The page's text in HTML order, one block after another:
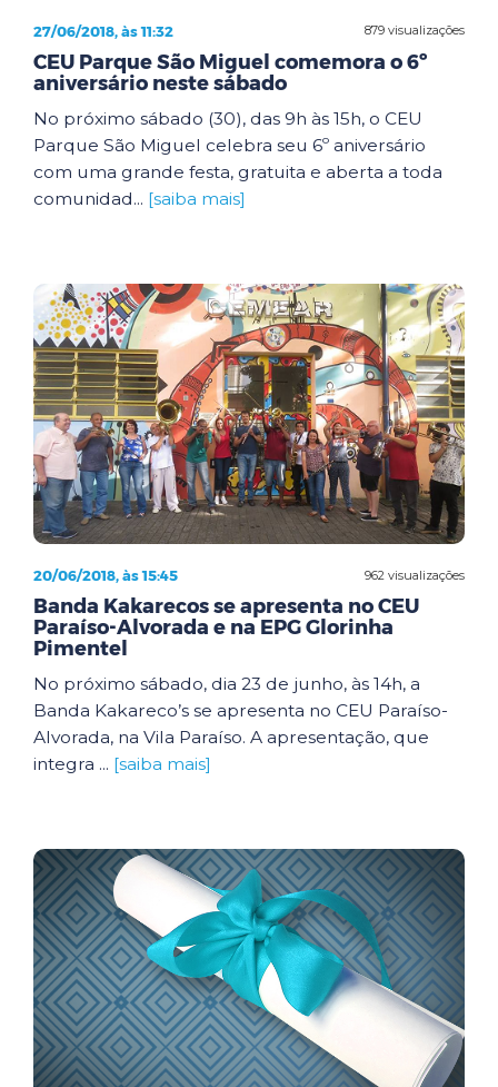
879 visualizações
27/06/2018, às 11:32
CEU Parque São Miguel comemora o 6º
aniversário neste sábado
No próximo sábado (30), das 9h às 15h, o CEU
Parque São Miguel celebra seu 6º aniversário
com uma grande festa, gratuita e aberta a toda
comunidad... [saiba mais]
962 visualizações
20/06/2018, às 15:45
Banda Kakarecos se apresenta no CEU
Paraíso-Alvorada e na EPG Glorinha
Pimentel
No próximo sábado, dia 23 de junho, às 14h, a
Banda Kakareco’s se apresenta no CEU Paraíso-
Alvorada, na Vila Paraíso. A apresentação, que
integra ... [saiba mais]